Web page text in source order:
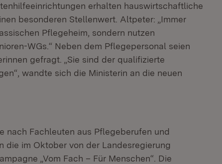
erhalten hauswirtschaftliche
besonderen Stellenwert. Altpeter: „Immer
Pflegeheim, sondern nutzen
WGs.“ Neben dem Pflegepersonal seien
gefragt. „Sie sind der qualifizierte
wandte sich die Ministerin an die neuen
nach Fachleuten aus Pflegeberufen und
die im Oktober von der Landesregierung
„Vom Fach – Für Menschen“. Die